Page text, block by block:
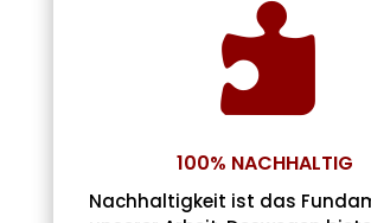

100% NACHHALTIG
Nachhaltigkeit ist das